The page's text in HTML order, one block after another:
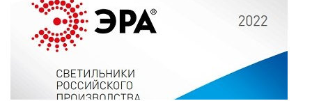
НОВОГОДНЕЕ ОСВЕЩЕНИЕ
ОТВЕРТКИ